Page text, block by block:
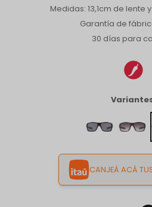
Medidas: 13,1cm de lente
Garantía de
30 días para
CANJEÁ ACÁ